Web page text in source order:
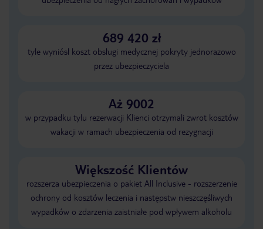
689 420 zł
tyle wyniósł koszt obsługi medycznej pokryty jednorazowo
przez ubezpieczyciela
Aż 9002
w przypadku tylu rezerwacji Klienci otrzymali zwrot kosztów
wakacji w ramach ubezpieczenia od rezygnacji
Większość Klientów
rozszerza ubezpieczenia o pakiet All Inclusive - rozszerzenie
ochrony od kosztów leczenia i następstw nieszczęśliwych
wypadków o zdarzenia zaistniałe pod wpływem alkoholu